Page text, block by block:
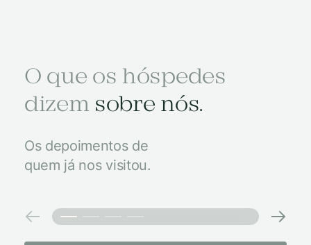
O que os hóspedes
dizem sobre nós.
Os depoimentos de
quem já nos visitou.